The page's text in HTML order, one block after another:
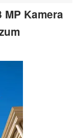
Kamera